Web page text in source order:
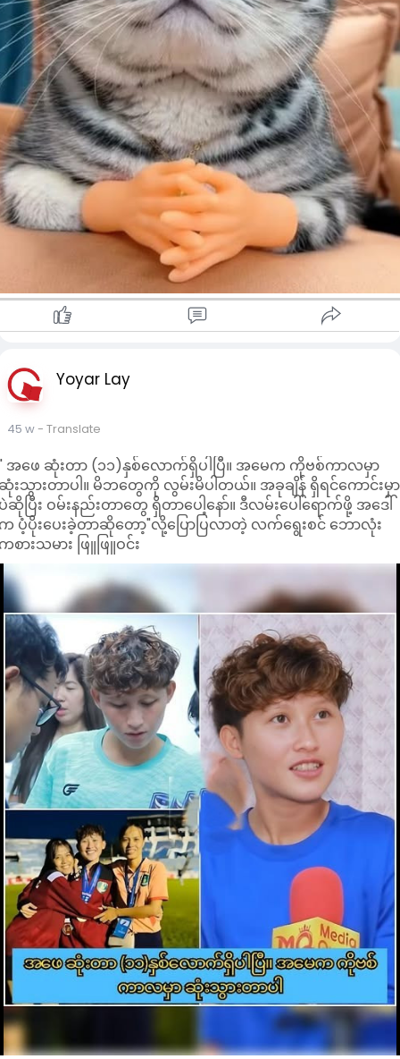
Yoyar Lay
45 w- Translate
အ‌ဖေ ဆုံးတာ (၁၁)နှစ်လောက်ရှိပါပြီ။ အမေက ကိုဗစ်ကာလမှာ
းသွားတာပါ။ မိဘတွေကို လွမ်းမိပါတယ်။ အခုချိန် ရှိရင်ကောင်းမှာ
ဆိုပြီး ဝမ်းနည်းတာတွေ ရှိတာပေါ့နော်။ ဒီလမ်းပေါ်ရောက်ဖို့ အဒေါ်
ပံ့ပိုးပေးခဲ့တာဆိုတော့"လို့ပြောပြလာတဲ့ လက်ရွေးစင် ဘောလုံး
စားသမား ဖြူဖြူဝင်း